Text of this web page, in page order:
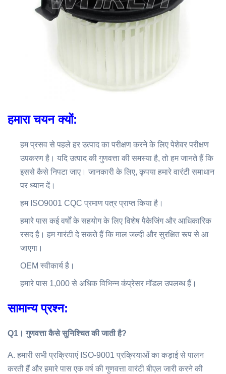
हमारा चयन क्यों:
हम प्रसव से पहले हर उत्पाद का परीक्षण करने के लिए पेशेवर परीक्षण
उपकरण है। यदि उत्पाद की गुणवत्ता की समस्या है, तो हम जानते हैं कि
इससे कैसे निपटा जाए। जानकारी के लिए, कृपया हमारे वारंटी समाधान
पर ध्यान दें।
हम ISO9001 CQC प्रमाण पत्र प्राप्त किया है।
हमारे पास कई वर्षों के सहयोग के लिए विशेष पैकेजिंग और आधिकारिक
रसद है। हम गारंटी दे सकते हैं कि माल जल्दी और सुरक्षित रूप से आ
जाएगा।
OEM स्वीकार्य है।
हमारे पास 1,000 से अधिक विभिन्न कंप्रेसर मॉडल उपलब्ध हैं।
सामान्य प्रश्न:
Q1। गुणवत्ता कैसे सुनिश्चित की जाती है?
A. हमारी सभी प्रक्रियाएं ISO-9001 प्रक्रियाओं का कड़ाई से पालन
करती हैं और हमारे पास एक वर्ष की गुणवत्ता वारंटी बीएल जारी करने की